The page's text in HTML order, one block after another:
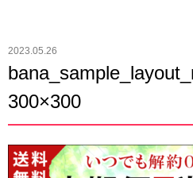
2023.05.26
300×300